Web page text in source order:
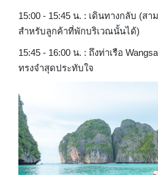
15:00 - 15:45 น. : เดินทางกลับ (สา
สำหรับลูกค้าที่พักบริเวณนั้นได้)
15:45 - 16:00 น. : ถึงท่าเรือ
ทรงจำสุดประทับใจ